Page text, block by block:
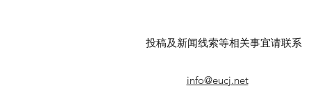
投稿及新闻线索等相关事宜请联系
info@eucj.net